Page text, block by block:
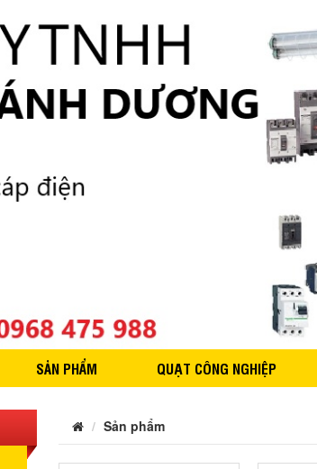
SẢN PHẨM QUẠT CÔNG NGHIỆP
Sản phẩm